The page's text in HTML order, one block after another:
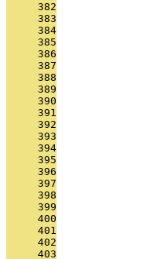
     382
     383
     384
     385
     386
     387
     388
     389
     390
     391
     392
     393
     394
     395
     396
     397
     398
     399
     400
     401
     402
     403